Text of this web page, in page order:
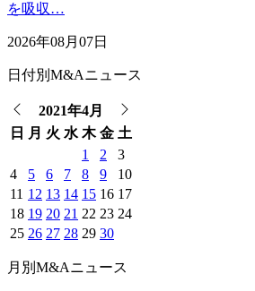
を吸収…
2026年08月07日
日付別M&Aニュース
2021年4月
日
月 火 水 木 金 土
1
2
3
4
5 6 7 8 9
10
11 12 13 14 15 16 17
18 19 20 21 22 23 24
25 26 27 28 29 30
月別M&Aニュース